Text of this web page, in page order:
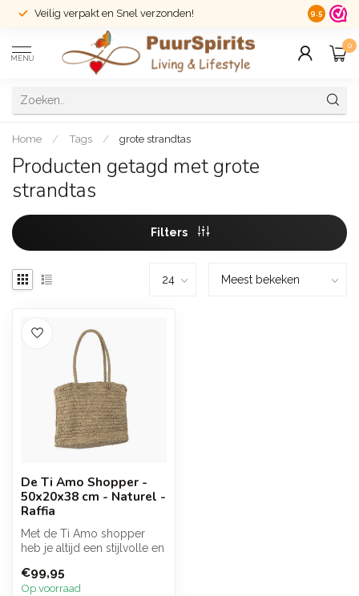
Veilig verpakt en Snel verzonden! 14 dagen
9.5
MENU
0
Home / Tags / grote strandtas
Producten getagd met grote
strandtas
Filters
De Ti Amo Shopper -
50x20x38 cm - Naturel -
Raffia
Met de Ti Amo shopper
heb je altijd een stijlvolle en
€99,95
Op voorraad